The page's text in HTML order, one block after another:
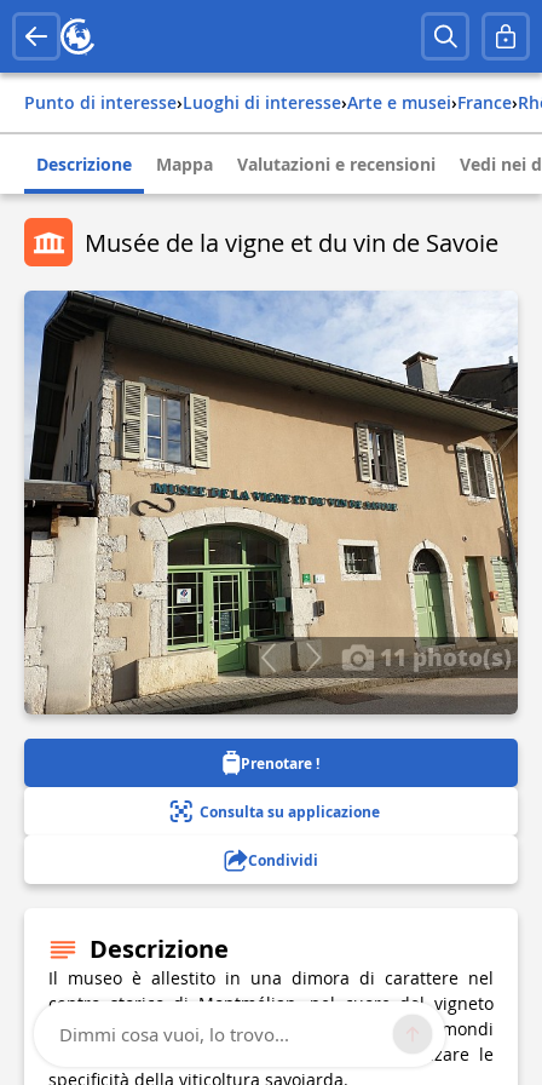
Punto di interesse› Luoghi di interesse› Arte e musei› france›
Descrizione Mappa Valutazioni e recensioni Vedi nei
Musée de la vigne et du vin de Savoie
11 photo(s)
Prenotare !
Consulta su applicazione
Condividi
Descrizione
Il museo è allestito in una dimora di carattere nel
centro storico di Montmélian, nel cuore del vigneto
savoiardo. Il visitatore è invitato ad esplorare i mondi
così ricchi della vite e del vino e ad apprezzare le
specificità della viticoltura savoiarda.
Dimmi cosa vuoi, lo trovo...